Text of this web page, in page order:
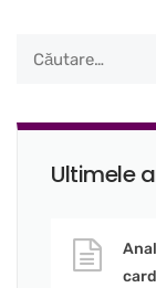
Ultimele